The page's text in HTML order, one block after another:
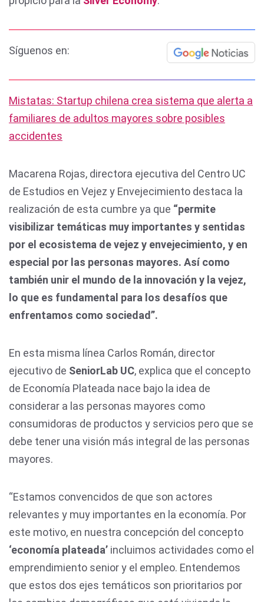
Síguenos en:
Mistatas: Startup chilena crea sistema que alerta a
familiares de adultos mayores sobre posibles
accidentes
Macarena Rojas, directora ejecutiva del Centro UC
de Estudios en Vejez y Envejecimiento destaca la
realización de esta cumbre ya que “permite
visibilizar temáticas muy importantes y sentidas
por el ecosistema de vejez y envejecimiento, y en
especial por las personas mayores. Así como
también unir el mundo de la innovación y la vejez,
lo que es fundamental para los desafíos que
enfrentamos como sociedad”.
En esta misma línea Carlos Román, director
ejecutivo de SeniorLab UC, explica que el concepto
de Economía Plateada nace bajo la idea de
considerar a las personas mayores como
consumidoras de productos y servicios pero que se
debe tener una visión más integral de las personas
mayores.
“Estamos convencidos de que son actores
relevantes y muy importantes en la economía. Por
este motivo, en nuestra concepción del concepto
‘economía plateada’ incluimos actividades como el
emprendimiento senior y el empleo. Entendemos
que estos dos ejes temáticos son prioritarios por